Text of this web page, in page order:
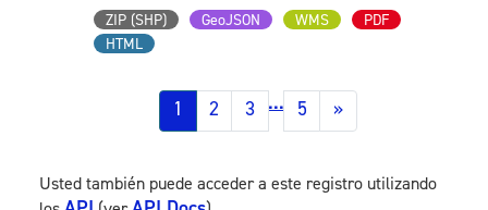
ZIP (SHP) GeoJSON WMS
PDF
HTML
1 2 3 ... 5 »
Usted también puede acceder a este registro utilizando